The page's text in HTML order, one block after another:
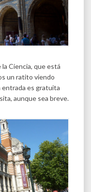
Ciencia, que está
un ratito viendo
entrada es gratuita
aunque sea breve.